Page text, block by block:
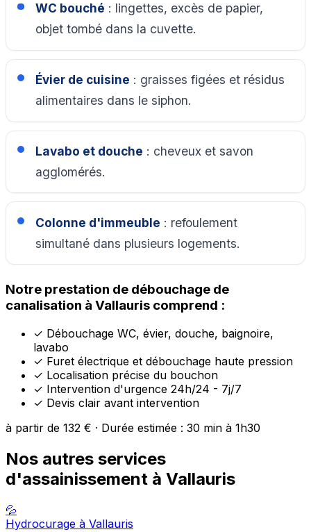
WC bouché : lingettes, excès de papier,
objet tombé dans la cuvette.
Évier de cuisine : graisses figées et résidus
alimentaires dans le siphon.
Lavabo et douche : cheveux et savon
agglomérés.
Colonne d'immeuble : refoulement
simultané dans plusieurs logements.
Notre prestation de débouchage de
canalisation à Vallauris comprend :
✓ Débouchage WC, évier, douche, baignoire,
lavabo
✓ Furet électrique et débouchage haute pression
✓ Localisation précise du bouchon
✓ Intervention d'urgence 24h/24 - 7j/7
✓ Devis clair avant intervention
à partir de 132 € · Durée estimée : 30 min à 1h30
Nos autres services
d'assainissement à Vallauris
💦
Hydrocurage à Vallauris